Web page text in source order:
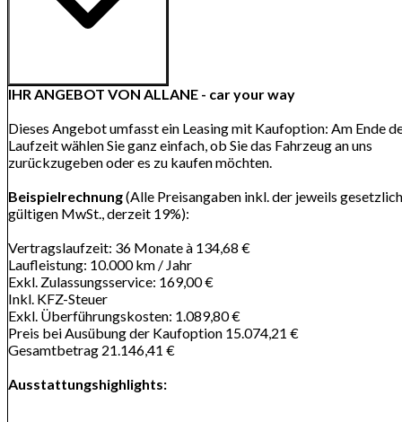
IHR ANGEBOT VON ALLANE - car your way
Dieses Angebot umfasst ein Leasing mit Kaufoption: Am Ende
Laufzeit wählen Sie ganz einfach, ob Sie das Fahrzeug an uns
zurückzugeben oder es zu kaufen möchten.
Beispielrechnung(Alle Preisangaben inkl. der jeweils gesetzlich
gültigen MwSt., derzeit 19%):
Vertragslaufzeit: 36 Monate à 134,68 €
Laufleistung: 10.000 km / Jahr
Exkl. Zulassungsservice: 169,00 €
Inkl. KFZ-Steuer
Exkl. Überführungskosten: 1.089,80 €
Preis bei Ausübung der Kaufoption 15.074,21 €
Gesamtbetrag 21.146,41 €
Ausstattungshighlights: